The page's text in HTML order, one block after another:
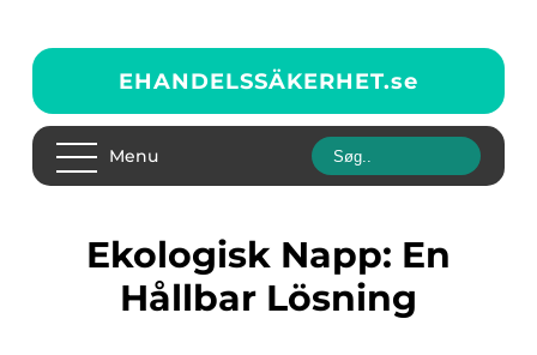
EHANDELSSÄKERHET.se
Menu
Ekologisk Napp: En
Hållbar Lösning